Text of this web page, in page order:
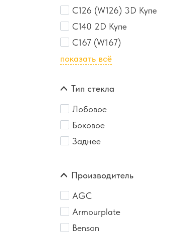
C126 (W126) 3D Купе
C140 2D Купе
C167 (W167)
показать всё
Тип стекла
Лобовое
Боковое
Заднее
Производитель
AGC
Armourplate
Benson